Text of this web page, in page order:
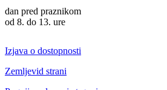
dan pred praznikom
od 8. do 13. ure
Izjava o dostopnosti
Zemljevid strani